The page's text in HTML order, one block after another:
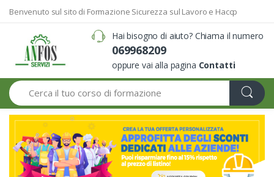
Benvenuto sul sito di Formazione Sicurezza sul Lavoro e Haccp
Hai bisogno di aiuto? Chiama il numero
069968209
oppure vai alla pagina Contatti
Search